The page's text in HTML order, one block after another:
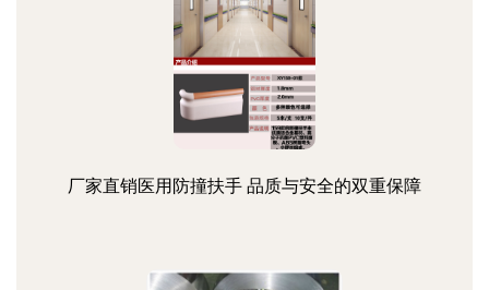
厂家直销医用防撞扶手 品质与安全的双重保障